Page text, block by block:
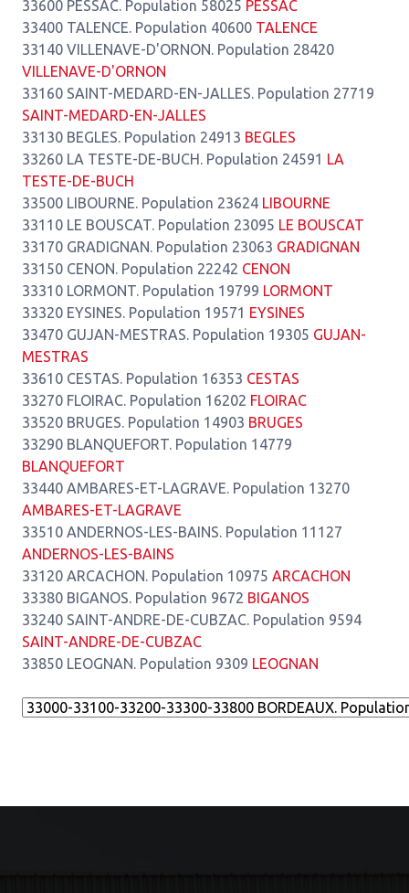
33600 PESSAC. Population 58025 PESSAC
33400 TALENCE. Population 40600 TALENCE
33140 VILLENAVE-D'ORNON. Population 28420
VILLENAVE-D'ORNON
33160 SAINT-MEDARD-EN-JALLES. Population 27719
SAINT-MEDARD-EN-JALLES
33130 BEGLES. Population 24913 BEGLES
33260 LA TESTE-DE-BUCH. Population 24591 LA
TESTE-DE-BUCH
33500 LIBOURNE. Population 23624 LIBOURNE
33110 LE BOUSCAT. Population 23095 LE BOUSCAT
33170 GRADIGNAN. Population 23063 GRADIGNAN
33150 CENON. Population 22242 CENON
33310 LORMONT. Population 19799 LORMONT
33320 EYSINES. Population 19571 EYSINES
33470 GUJAN-MESTRAS. Population 19305 GUJAN-
MESTRAS
33610 CESTAS. Population 16353 CESTAS
33270 FLOIRAC. Population 16202 FLOIRAC
33520 BRUGES. Population 14903 BRUGES
33290 BLANQUEFORT. Population 14779
BLANQUEFORT
33440 AMBARES-ET-LAGRAVE. Population 13270
AMBARES-ET-LAGRAVE
33510 ANDERNOS-LES-BAINS. Population 11127
ANDERNOS-LES-BAINS
33120 ARCACHON. Population 10975 ARCACHON
33380 BIGANOS. Population 9672 BIGANOS
33240 SAINT-ANDRE-DE-CUBZAC. Population 9594
SAINT-ANDRE-DE-CUBZAC
33850 LEOGNAN. Population 9309 LEOGNAN